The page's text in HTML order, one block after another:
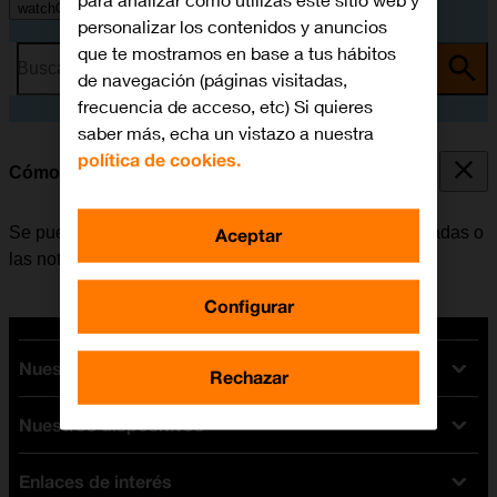
watchOS 9
Busca por problema o tema
Cómo utilizar la función de "No molestar"
Se puede configurar el Apple Watch para que las llamadas o
las notificaciones no molesten al usuario.
Nuestras tarifas
Tarifas Orange
Tarifas fibra y móvil
Nuestros dispositivos
Ofertas en móviles
Enlaces de interés
personalizar los contenidos y anuncios
que te mostramos en base a tus hábitos
de navegación (páginas visitadas,
frecuencia de acceso, etc) Si quieres
saber más, echa un vistazo a nuestra
política de cookies.
Configurar
Rechazar
Aceptar